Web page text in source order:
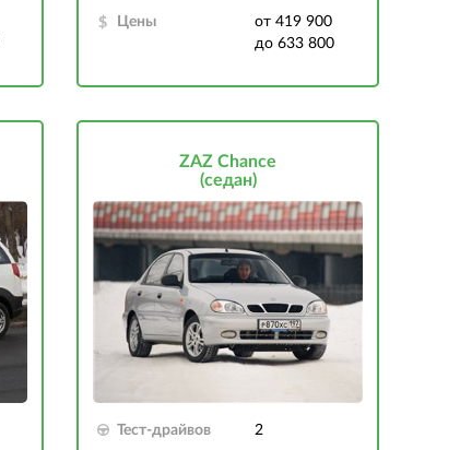
Цены
от 419 900
до 633 800
ZAZ Chance
(седан)
Тест-драйвов 2